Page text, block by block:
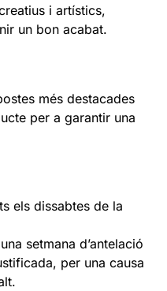
i artístics,
un bon acabat.
més destacades
per a garantir una
els dissabtes de la
setmana d’antelació
per una causa